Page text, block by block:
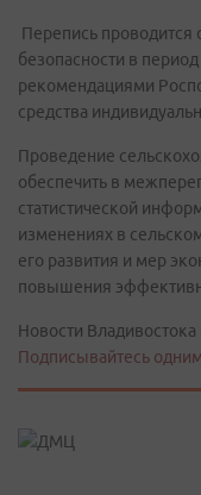
Перепись
безопасности в
рекомендациями
средства
Проведение
обеспечить в
статистической
изменениях в
его развития и мер
повышения
Новости Владивостока
Подписывайтесь